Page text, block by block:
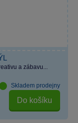
a zábavu...
Skladem prodejny
Do košíku